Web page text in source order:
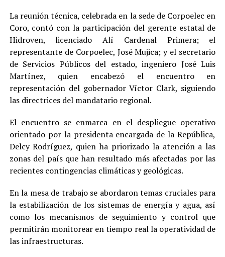
La reunión técnica, celebrada en la sede de Corpoelec en
Coro, contó con la participación del gerente estatal de
Hidroven, licenciado Alí Cardenal Primera; el
representante de Corpoelec, José Mujica; y el secretario
de Servicios Públicos del estado, ingeniero José Luis
Martínez, quien encabezó el encuentro en
representación del gobernador Víctor Clark, siguiendo
las directrices del mandatario regional.
El encuentro se enmarca en el despliegue operativo
orientado por la presidenta encargada de la República,
Delcy Rodríguez, quien ha priorizado la atención a las
zonas del país que han resultado más afectadas por las
recientes contingencias climáticas y geológicas.
En la mesa de trabajo se abordaron temas cruciales para
la estabilización de los sistemas de energía y agua, así
como los mecanismos de seguimiento y control que
permitirán monitorear en tiempo real la operatividad de
las infraestructuras.